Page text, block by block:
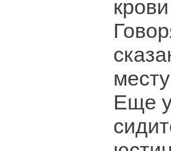
Еще